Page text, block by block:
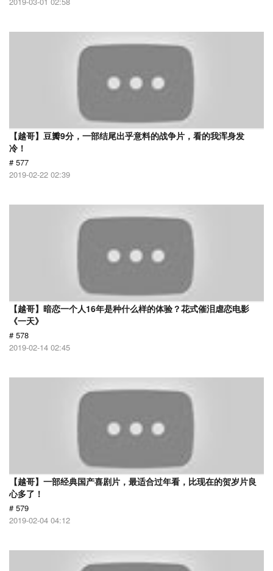
【越哥】豆瓣9分，一部结尾出乎意料的战争片，看的我浑身发
冷！
# 577
2019-02-22 02:39
【越哥】暗恋一个人16年是种什么样的体验？花式催泪虐恋电影
《一天》
# 578
2019-02-14 02:45
【越哥】一部经典国产喜剧片，最适合过年看，比现在的贺岁片良
心多了！
# 579
2019-02-04 04:12